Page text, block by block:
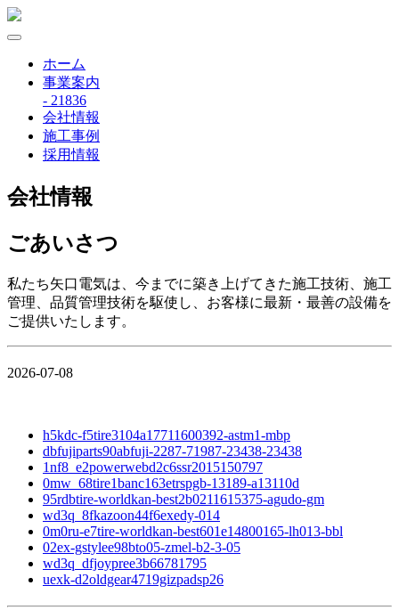
ホーム
事業案内
- 21836
会社情報
施工事例
採用情報
会社情報
ごあいさつ
私たち矢口電気は、今までに築き上げてきた施工技術、施工
管理、品質管理技術を駆使し、お客様に最新・最善の設備を
ご提供いたします。
2026-07-08
h5kdc-f5tire3104a17711600392-astm1-mbp
dbfujiparts90abfuji-2287-71987-23438-23438
1nf8_e2powerwebd2c6ssr2015150797
0mw_68tire1banc163etrspgb-13189-a13110d
95rdbtire-worldkan-best2b0211615375-agudo-gm
wd3q_8fkazoon44f6exedy-014
0m0ru-e7tire-worldkan-best601e14800165-lh013-bbl
02ex-gstylee98bto05-zmel-b2-3-05
wd3q_dfjoypree3b66781795
uexk-d2oldgear4719gizpadsp26